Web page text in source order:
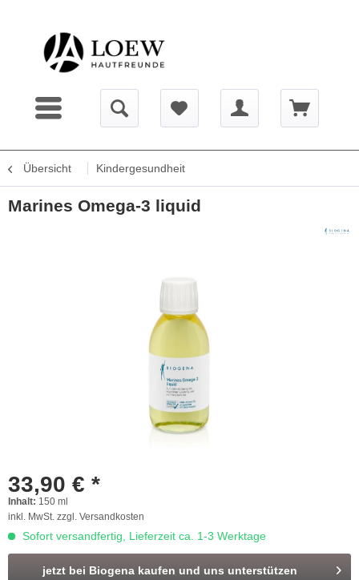
Übersicht Kindergesundheit
Marines Omega-3 liquid
33,90 € *
Inhalt: 150 ml
inkl. MwSt. zzgl. Versandkosten
Sofort versandfertig, Lieferzeit ca. 1-3 Werktage
jetzt bei Biogena kaufen und uns unterstützen